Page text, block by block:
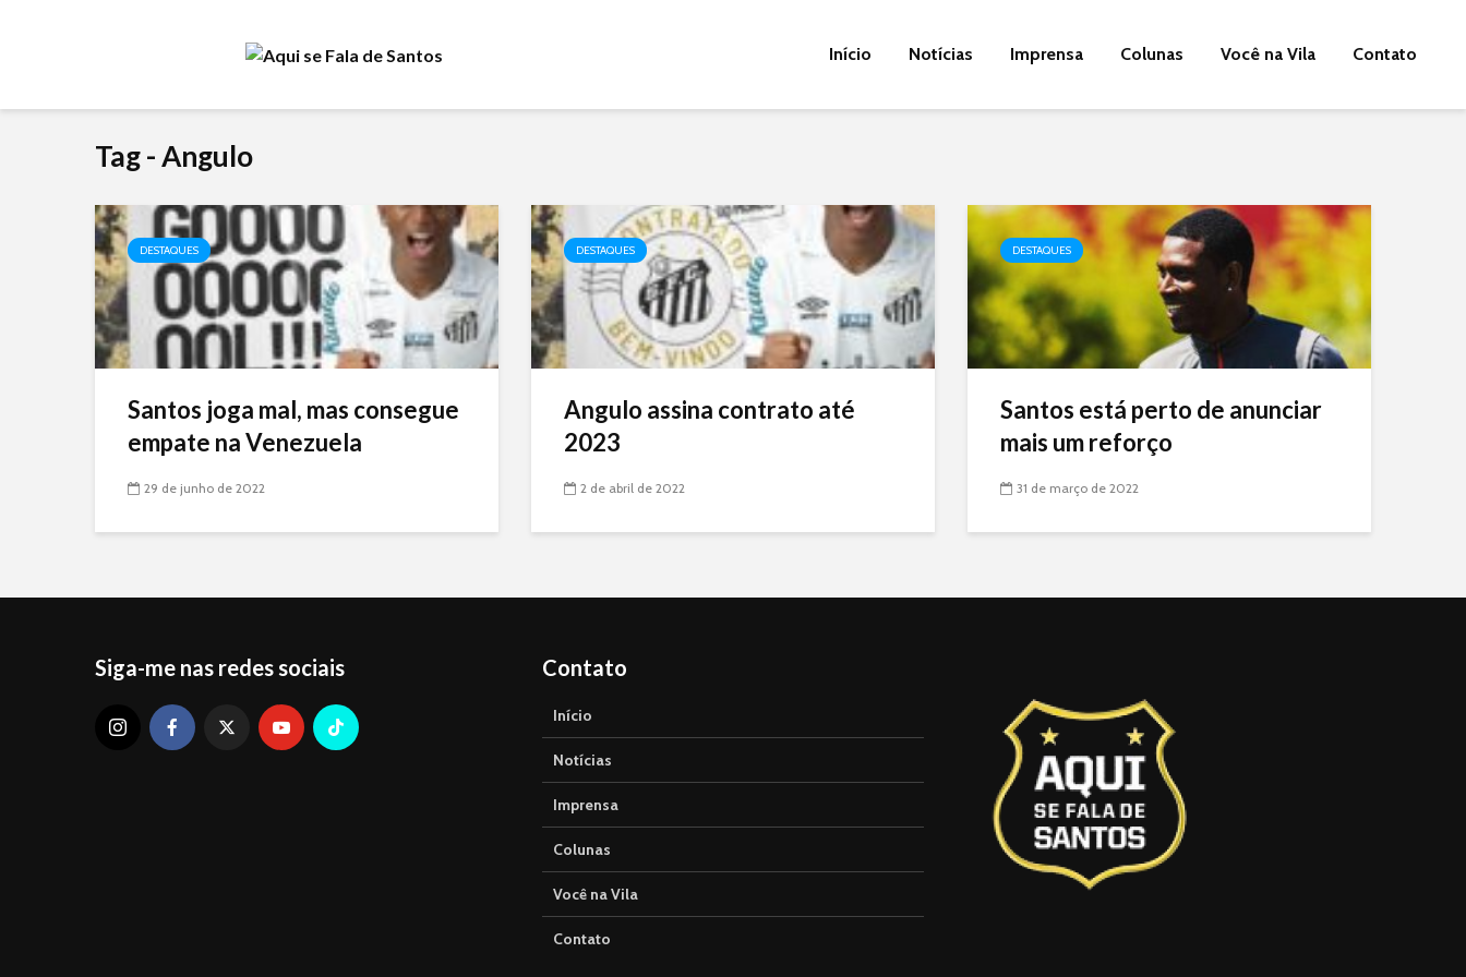
Início Notícias Imprensa Colunas Você na Vila Contato
Tag - Angulo
DESTAQUES
Santos joga mal, mas consegue
empate na Venezuela
29 de junho de 2022
DESTAQUES
Angulo assina contrato até
2023
2 de abril de 2022
DESTAQUES
Santos está perto de anunciar
mais um reforço
31 de março de 2022
Siga-me nas redes sociais Contato
Início
Notícias
Imprensa
Colunas
Você na Vila
Contato